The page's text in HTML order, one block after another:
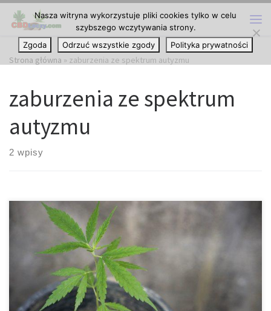
Przejdź do treści
Strona główna » zaburzenia ze spektrum autyzmu
zaburzenia ze spektrum
autyzmu
2 wpisy
Naukowcy mówią, że istnieje związek między niskim poziomem
endokannabinoidów i zaburzeniami autystycznymi. Zaburzenia ze
spektrum autyzmu, które można zdiagnozować u dzieci w wieku
18 miesięcy, mogą wpływać na ludzi na wiele sposobów, m.in.
powodować: wrażliwość na hałas, zaburzenia żołądkowo
jelitowe, drgawki, zaburzenia snu, stany lękowe, depresję oraz
Nasza witryna wykorzystuje pliki cookies tylko w celu
szybszego wczytywania strony.
Zgoda
Odrzuć wszystkie zgody Polityka prywatności